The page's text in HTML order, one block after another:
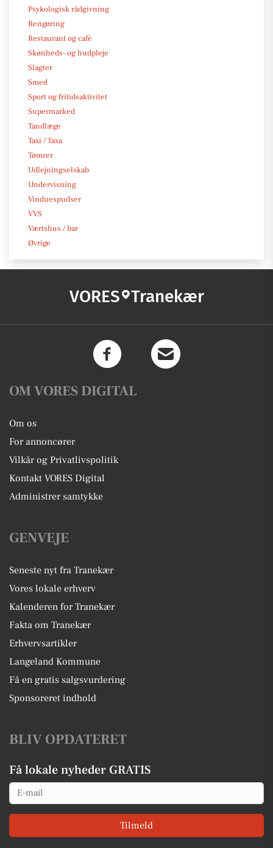
Psykologisk rådgivning
Rengøring
Restaurant og café
Skønheds- og hudpleje
Slagter
Smed
Sport og fritidsaktivitet
Supermarked
Tandlæge
Taxi / Taxa
Tømrer
Udlejningselskab
Undervisning
Vinduespudser
VVS
Værtshus / bar
Øvrige
VORES Tranekær
OM VORES DIGITAL
Om os
For annoncører
Vilkår og Privatlivspolitik
Kontakt VORES Digital
Administrer samtykke
GENVEJE
Seneste nyt fra Tranekær
Vores lokale erhverv
Kalenderen for Tranekær
Fakta om Tranekær
Erhvervsartikler
Langeland Kommune
Få en gratis salgsvurdering
Sponsoreret indhold
BLIV OPDATERET
Få lokale nyheder GRATIS
Email
Tilmeld